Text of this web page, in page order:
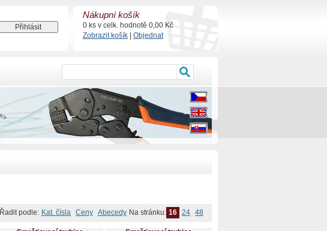
Na stránku: 16 24 48
Řadit podle: Kat. čísla Ceny Abecedy
Nákupní košík
0 ks v celk. hodnotě 0,00 Kč
Zobrazit košík
Objednat